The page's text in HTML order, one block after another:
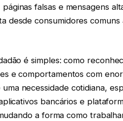
falsas e mensagens
desde consumidores
é simples: como
e comportamentos com
necessidade cotidiana,
bancários e
a forma como